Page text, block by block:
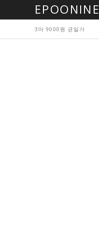
EPOONINE
3마 9000원 균일가